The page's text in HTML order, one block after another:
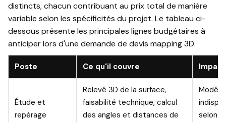
distincts, chacun contribuant au prix total de manière
variable selon les spécificités du projet. Le tableau ci-
dessous présente les principales lignes budgétaires à
anticiper lors d'une demande de devis mapping 3D.
Poste Ce qu'il couvre
Étude et
repérage
Relevé 3D de la surface,
faisabilité technique, calcul
des angles et distances de
selon